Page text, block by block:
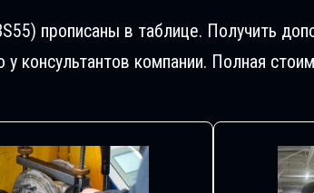
прописаны в таблице. Получить
консультантов компании. Полная